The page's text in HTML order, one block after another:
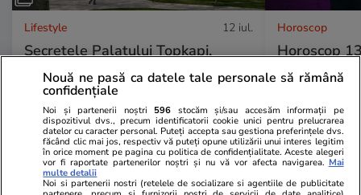
Lifestyle 12 iul.
Secretele Palatului Topkapi,
simbolul puterii otomane:
povestea uneia dintre cele mai
impresionante reședințe regale
din lume
Horoscop
Horoscop
fi încurajați
fundațiilor
Nouă ne pasă ca datele tale personale să rămână
confidențiale
Noi și partenerii noștri 596 stocăm și/sau accesăm informații pe
dispozitivul dvs., precum identificatorii cookie unici pentru prelucrarea
datelor cu caracter personal. Puteți accepta sau gestiona preferințele dvs.
făcând clic mai jos, respectiv vă puteți opune utilizării unui interes legitim
în orice moment pe pagina cu politica de confidențialitate. Aceste alegeri
vor fi raportate partenerilor noștri și nu vă vor afecta navigarea. Mai
multe detalii
Noi si partenerii nostri (retelele de socializare si agentiile de publicitate